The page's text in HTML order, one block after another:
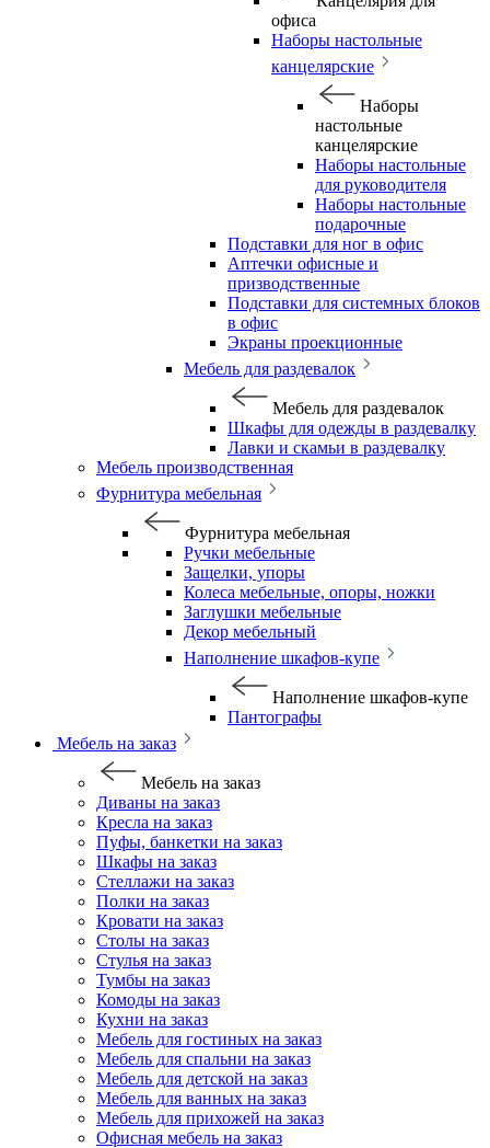
офиса
Наборы настольные
канцелярские
Наборы
настольные
канцелярские
Наборы настольные
для руководителя
Наборы настольные
подарочные
Подставки для ног в офис
Аптечки офисные и
призводственные
Подставки для системных блоков
в офис
Экраны проекционные
Мебель для раздевалок
Мебель для раздевалок
Шкафы для одежды в раздевалку
Лавки и скамьи в раздевалку
Мебель производственная
Фурнитура мебельная
Фурнитура мебельная
Ручки мебельные
Защелки, упоры
Колеса мебельные, опоры, ножки
Заглушки мебельные
Декор мебельный
Наполнение шкафов-купе
Наполнение шкафов-купе
Пантографы
Мебель на заказ
Мебель на заказ
Диваны на заказ
Кресла на заказ
Пуфы, банкетки на заказ
Шкафы на заказ
Стеллажи на заказ
Полки на заказ
Кровати на заказ
Столы на заказ
Стулья на заказ
Тумбы на заказ
Комоды на заказ
Кухни на заказ
Мебель для гостиных на заказ
Мебель для спальни на заказ
Мебель для детской на заказ
Мебель для ванных на заказ
Мебель для прихожей на заказ
Офисная мебель на заказ